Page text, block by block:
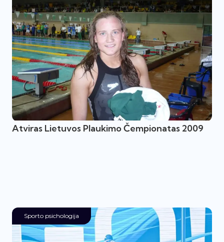
Atviras Lietuvos Plaukimo Čempionatas 2009
Sporto psichologija